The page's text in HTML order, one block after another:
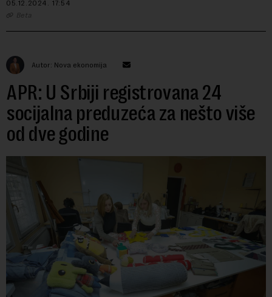
05.12.2024. 17:54
Beta
Autor: Nova ekonomija
APR: U Srbiji registrovana 24
socijalna preduzeća za nešto više
od dve godine